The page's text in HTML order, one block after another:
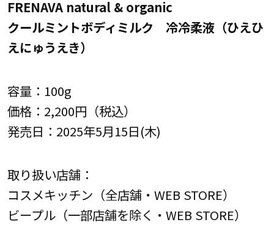
FRENAVA natural & organic
クールミントボディミルク 冷冷柔液（ひえひ
えにゅうえき）
容量：100g
価格：2,200円（税込）
発売日：2025年5月15日(木)
取り扱い店舗：
コスメキッチン（全店舗・WEB STORE）
ビープル（一部店舗を除く・WEB STORE）